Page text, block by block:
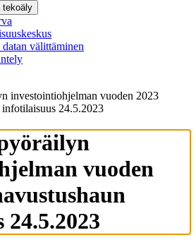
tekoäly
välittäminen
investointiohjelman vuoden 2023
24.5.2023
vuoden